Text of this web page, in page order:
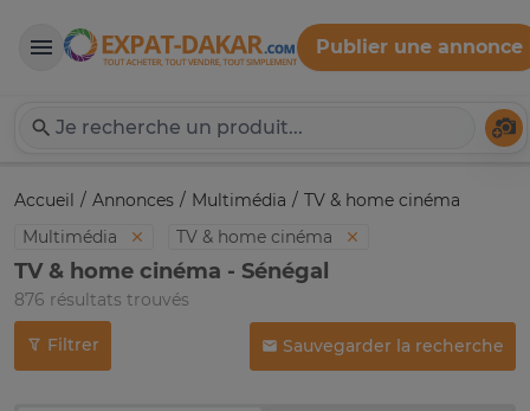
Expat-Dakar
Publier une annonce
Accueil Annonces Multimédia
TV & home cinéma
Multimédia
TV & home cinéma
TV & home cinéma - Sénégal
876 résultats trouvés
Filtrer Sauvegarder la recherche